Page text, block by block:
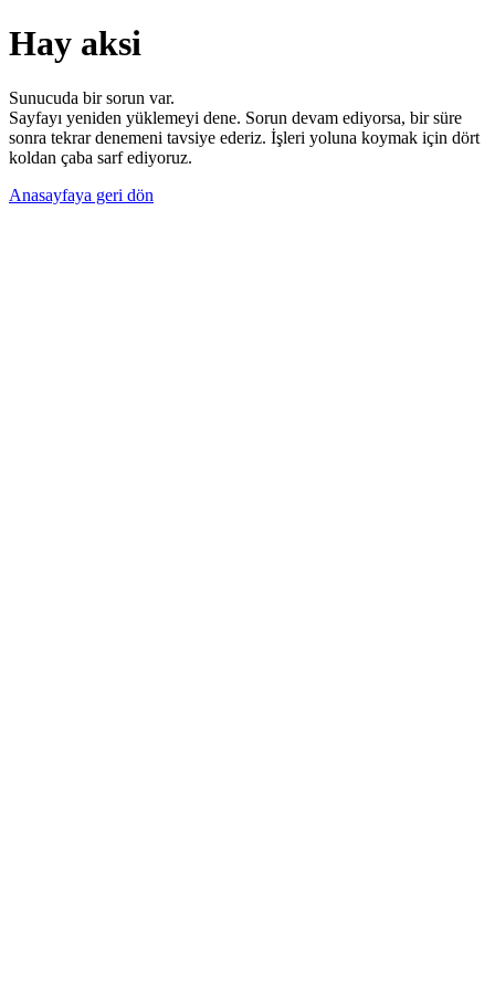
Hay aksi
Sunucuda bir sorun var.
Sayfayı yeniden yüklemeyi dene. Sorun devam ediyorsa, bir süre
sonra tekrar denemeni tavsiye ederiz. İşleri yoluna koymak için dört
koldan çaba sarf ediyoruz.
Anasayfaya geri dön